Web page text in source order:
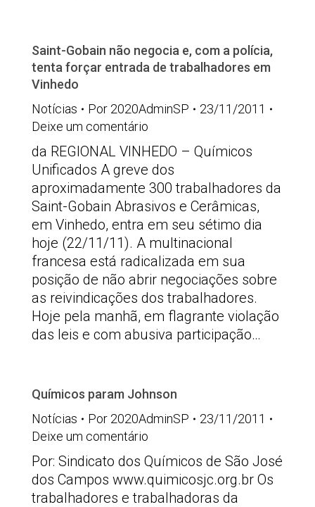
Saint-Gobain não negocia e, com a polícia,
tenta forçar entrada de trabalhadores em
Vinhedo
Notícias
Por 2020AdminSP
23/11/2011
Deixe um comentário
da REGIONAL VINHEDO – Químicos
Unificados A greve dos
aproximadamente 300 trabalhadores da
Saint-Gobain Abrasivos e Cerâmicas,
em Vinhedo, entra em seu sétimo dia
hoje (22/11/11). A multinacional
francesa está radicalizada em sua
posição de não abrir negociações sobre
as reivindicações dos trabalhadores.
Hoje pela manhã, em flagrante violação
das leis e com abusiva participação…
Químicos param Johnson
Notícias
Por 2020AdminSP
23/11/2011
Deixe um comentário
Por: Sindicato dos Químicos de São José
dos Campos www.quimicosjc.org.br Os
trabalhadores e trabalhadoras da